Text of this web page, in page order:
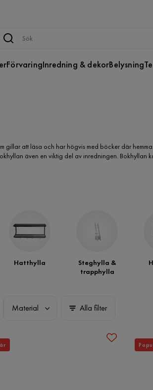
FörvaringInredning & dekorBelysning
gillar att läsa och har högvis med böcker där
även en viktig del av inredningen. Bokhyllan
Furniturebox hittar du billiga bokhyllor i flera olika
Hatthylla
Steghylla &
trapphylla
Material Alla filter